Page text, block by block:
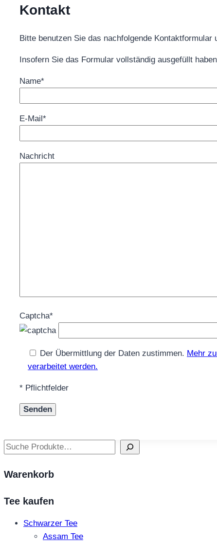
Kontakt
Bitte benutzen Sie das nachfolgende
Insofern Sie das Formular vollständig ausgefüllt
Name*
E-Mail*
Nachricht
Captcha*
Der Übermittlung der Daten zustimmen. Mehr
verarbeitet werden.
* Pflichtfelder
Suchen
Warenkorb
Tee kaufen
Schwarzer Tee
Assam Tee